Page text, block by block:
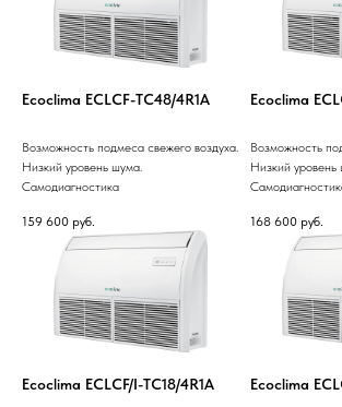
Ecoclima ECLCF-TC48/4R1A
Возможность подмеса свежего воздуха.
Низкий уровень шума.
Самодиагностика
159 600 руб.
Ecoclima
Возможность
Низкий уровень
168 600 руб.
Ecoclima ECLCF/I-TC18/4R1A Ecoclima